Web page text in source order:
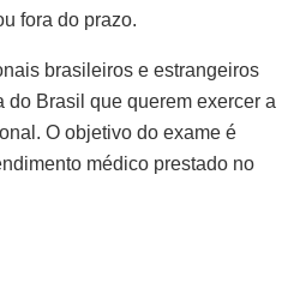
fora do prazo.
brasileiros e estrangeiros
do Brasil que querem exercer a
O objetivo do exame é
médico prestado no